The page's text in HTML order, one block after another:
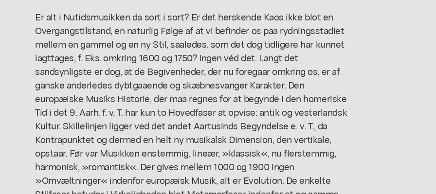
Er alt i Nutidsmusikken da sort i sort? Er det herskende Kaos ikke blot en
Overgangstilstand, en naturlig Følge af at vi befinder os paa rydningsstadiet
mellem en gammel og en ny Stil, saaledes. som det dog tidligere har kunnet
iagttages, f. Eks. omkring 1600 og 1750? Ingen véd det. Langt det
sandsynligste er dog, at de Begivenheder, der nu foregaar omkring os, er af
ganske anderledes dybtgaaende og skæbnesvanger Karakter. Den
europæiske Musiks Historie, der maa regnes for at begynde i den homeriske
Tid i det 9. Aarh. f. v. T. har kun to Hovedfaser at opvise: antik og vesterlandsk
Kultur. Skillelinjen ligger ved det andet Aartusinds Begyndelse e. v. T., da
Kontrapunktet og dermed en helt ny musikalsk Dimension, den vertikale,
opstaar. Før var Musikken enstemmig, lineær, »klassisk«, nu flerstemmig,
harmonisk, »romantisk«. Der gives mellem 1000 og 1900 ingen
»Omvæltninger« indenfor europæisk Musik, alt er Evolution. De enkelte